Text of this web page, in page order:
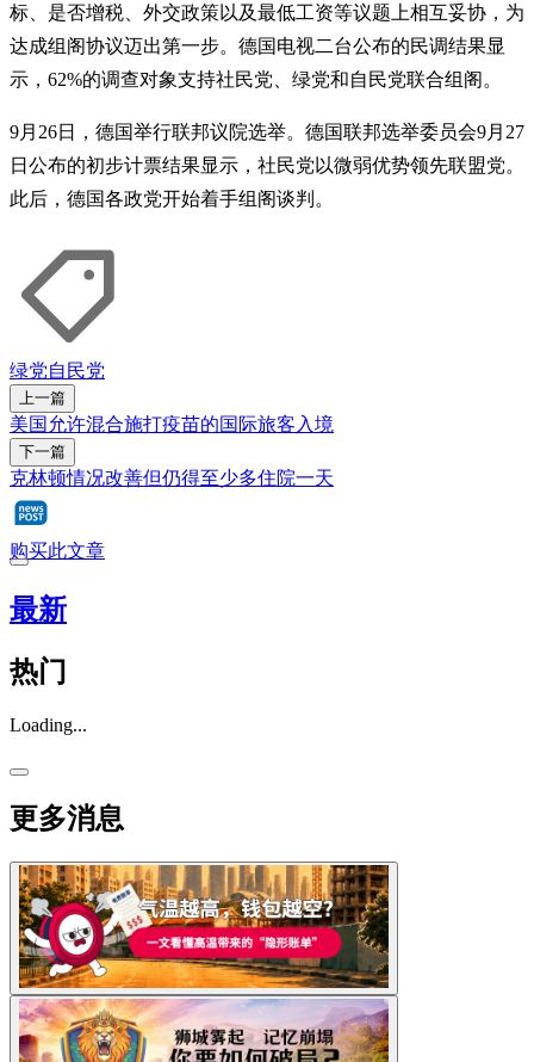
标、是否增税、外交政策以及最低工资等议题上相互妥协，为
达成组阁协议迈出第一步。德国电视二台公布的民调结果显
示，62%的调查对象支持社民党、绿党和自民党联合组阁。
9月26日，德国举行联邦议院选举。德国联邦选举委员会9月27
日公布的初步计票结果显示，社民党以微弱优势领先联盟党。
此后，德国各政党开始着手组阁谈判。
绿党自民党
上一篇
美国允许混合施打疫苗的国际旅客入境
下一篇
克林顿情况改善但仍得至少多住院一天
购买此文章
最新
热门
Loading...
更多消息